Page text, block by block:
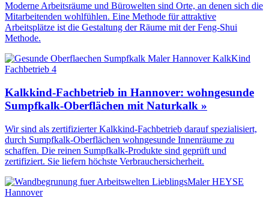
Moderne Arbeitsräume und Bürowelten sind Orte, an denen sich die
Mitarbeitenden wohlfühlen. Eine Methode für attraktive
Arbeitsplätze ist die Gestaltung der Räume mit der Feng-Shui
Methode.
Kalkkind-Fachbetrieb in Hannover: wohngesunde
Sumpfkalk-Oberflächen mit Naturkalk »
Wir sind als zertifizierter Kalkkind-Fachbetrieb darauf spezialisiert,
durch Sumpfkalk-Oberflächen wohngesunde Innenräume zu
schaffen. Die reinen Sumpfkalk-Produkte sind geprüft und
zertifiziert. Sie liefern höchste Verbrauchersicherheit.